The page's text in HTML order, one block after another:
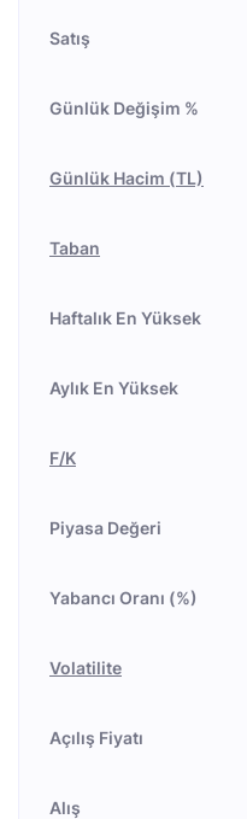
Satış
Günlük Değişim %
Günlük Hacim (TL)
Taban
Haftalık En Yüksek
Aylık En Yüksek
F/K
Piyasa Değeri
Yabancı Oranı (%)
Volatilite
Açılış Fiyatı
Alış